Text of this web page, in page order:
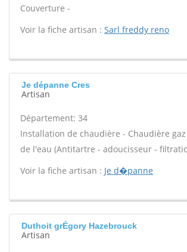
Couverture -
Voir la fiche artisan : Sarl freddy reno
Je dépanne Cres
Artisan
Département: 34
Installation de chaudière - Chaudière
de l'eau (Antitartre - adoucisseur -
Voir la fiche artisan : Je d�panne
Duthoit grÉgory Hazebrouck
Artisan